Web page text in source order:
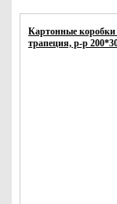
Картонные коробки
трапеция, р-р